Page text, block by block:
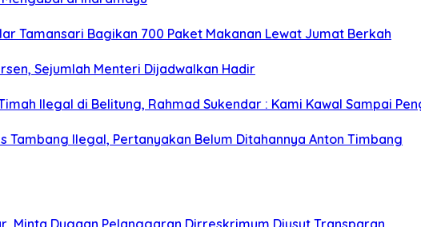
Tamansari Bagikan 700 Paket Makanan Lewat Jumat Berkah
Sejumlah Menteri Dijadwalkan Hadir
Ilegal di Belitung, Rahmad Sukendar : Kami Kawal Sampai
Tambang Ilegal, Pertanyakan Belum Ditahannya Anton Timbang
Minta Dugaan Pelanggaran Dirreskrimum Diusut Transparan